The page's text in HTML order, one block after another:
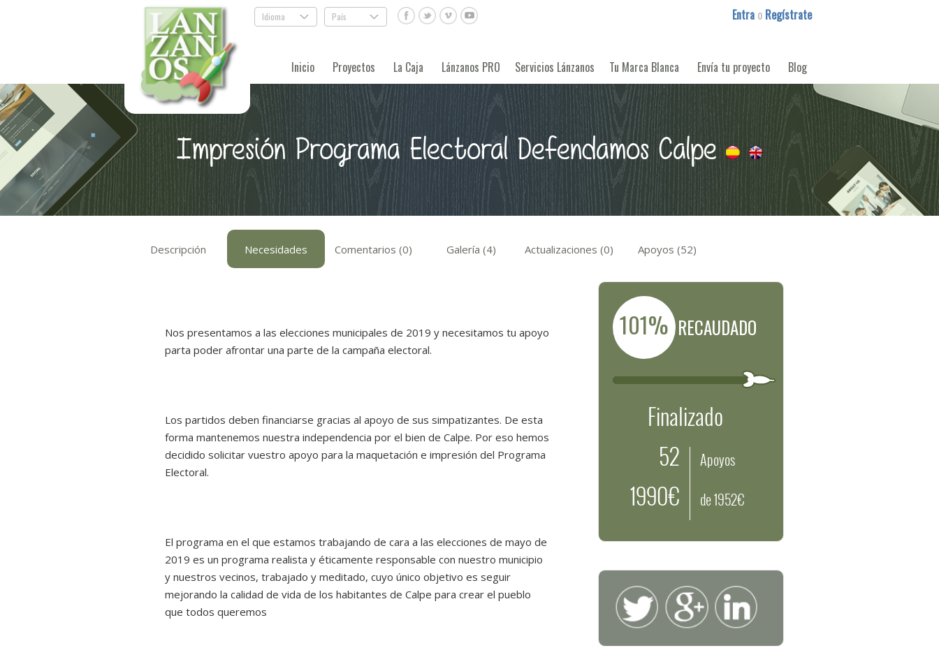
Idioma . País . Entra o Regístrate
Inicio Proyectos La Caja Lánzanos PRO Servicios Lánzanos Tu Marca Blanca Envía tu proyecto Blog
Impresión Programa Electoral Defendamos Calpe
Descripción Necesidades Comentarios (0) Galería (4) Actualizaciones (0) Apoyos (52)
Nos presentamos a las elecciones municipales de 2019 y necesitamos tu apoyo
parta poder afrontar una parte de la campaña electoral.
Los partidos deben financiarse gracias al apoyo de sus simpatizantes. De esta
forma mantenemos nuestra independencia por el bien de Calpe. Por eso hemos
decidido solicitar vuestro apoyo para la maquetación e impresión del Programa
Electoral.
El programa en el que estamos trabajando de cara a las elecciones de mayo de
2019 es un programa realista y éticamente responsable con nuestro municipio
y nuestros vecinos, trabajado y meditado, cuyo único objetivo es seguir
mejorando la calidad de vida de los habitantes de Calpe para crear el pueblo
que todos queremos
101% RECAUDADO
Finalizado
52
1990€
Apoyos
de 1952€